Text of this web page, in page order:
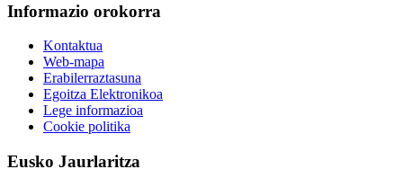
Informazio orokorra
Kontaktua
Web-mapa
Erabilerraztasuna
Egoitza Elektronikoa
Lege informazioa
Cookie politika
Eusko Jaurlaritza